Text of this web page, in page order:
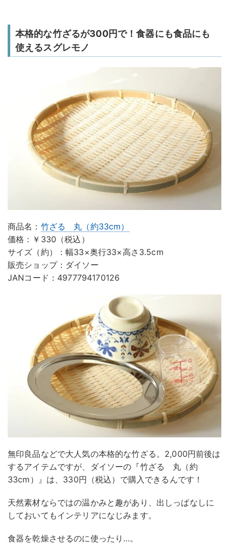
本格的な竹ざるが300円で！食器にも食品にも
使えるスグレモノ
商品名： 竹ざる 丸（約33cm）
価格：￥330（税込）
サイズ（約）：幅33×奥行33×高さ3.5cm
販売ショップ：ダイソー
JANコード：4977794170126
無印良品などで大人気の本格的な竹ざる。2,000円前後は
するアイテムですが、ダイソーの『竹ざる 丸（約
33cm）』は、330円（税込）で購入できるんです！
天然素材ならではの温かみと趣があり、出しっぱなしに
しておいてもインテリアになじみます。
食器を乾燥させるのに使ったり…。